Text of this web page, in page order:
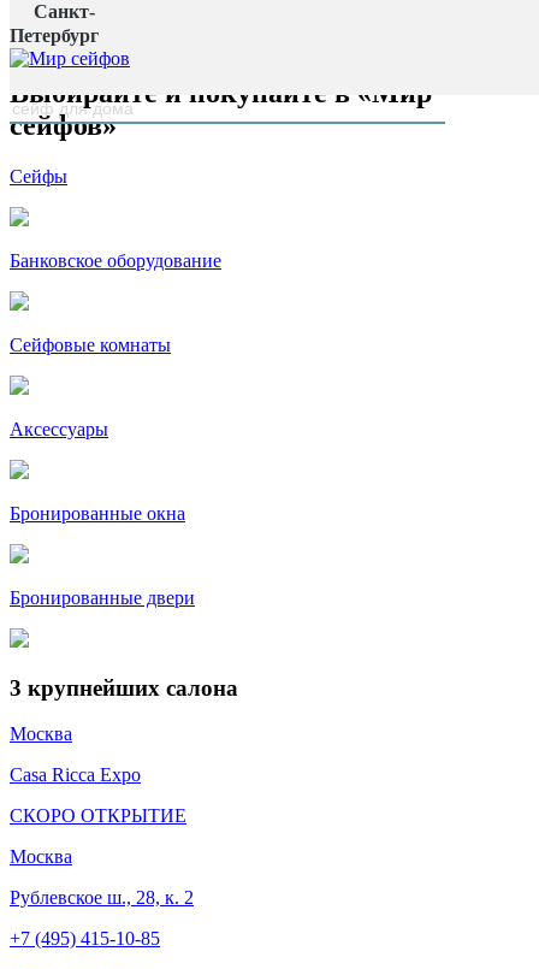
Санкт-
Петербург
Главная страница
наверх
Выбирайте и покупайте в «Мир
сейфов»
Сейфы
Банковское оборудование
Сейфовые комнаты
Аксессуары
Бронированные окна
Бронированные двери
3 крупнейших салона
Москва
Casa Ricca Expo
СКОРО ОТКРЫТИЕ
Москва
Рублевское ш., 28, к. 2
+7 (495) 415-10-85